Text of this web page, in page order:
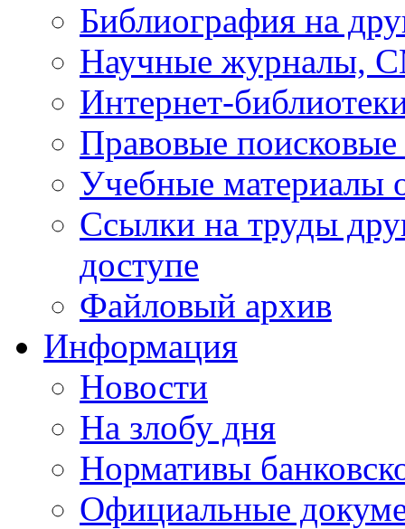
Библиография на
Научные журналы,
Интернет-
Правовые
Учебные материалы
Ссылки на труды
доступе
Файловый архив
Информация
Новости
На злобу дня
Нормативы
Официальные